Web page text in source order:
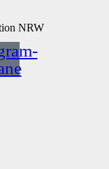
NRW